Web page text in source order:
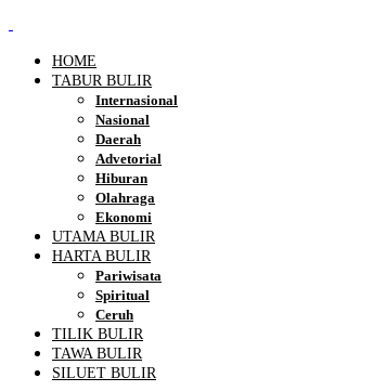
HOME
TABUR BULIR
Internasional
Nasional
Daerah
Advetorial
Hiburan
Olahraga
Ekonomi
UTAMA BULIR
HARTA BULIR
Pariwisata
Spiritual
Ceruh
TILIK BULIR
TAWA BULIR
SILUET BULIR